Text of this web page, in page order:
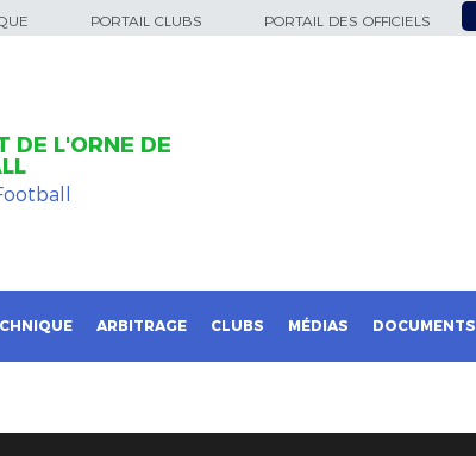
PORTAIL CLUBS PORTAIL DES OFFICIELS
DE L'ORNE DE
ARBITRAGE CLUBS MÉDIAS DOCUMENTS